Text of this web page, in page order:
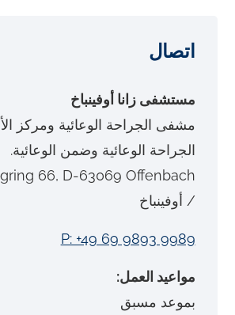
اتصال
مستشفى زانا أوفينباخ
مشفى الجراحة الوعائية ومركز
الجراحة الوعائية وضمن الوعائية.
66, D-63069 Offenbach
/ أوفينباخ
P: +49 69 9893 9989
مواعيد العمل:
بموعد مسبق